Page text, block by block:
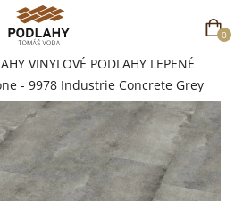
0
VINYLOVÉ PODLAHY LEPENÉ
- 9978 Industrie Concrete Grey